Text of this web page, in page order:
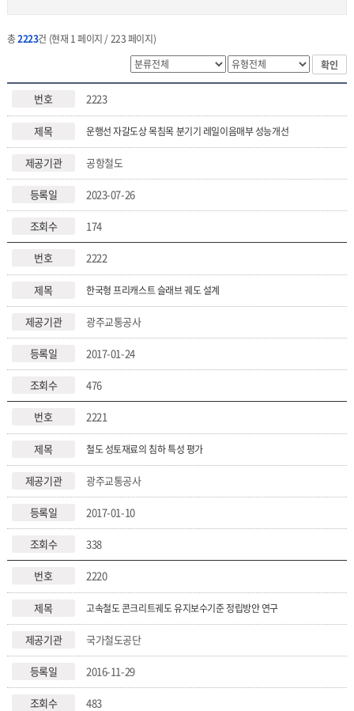
총2223건 (현재 1 페이지 / 223 페이지)
확인
2223
운행선 자갈도상 목침목 분기기 레일이음매부 성능개선
공항철도
2023-07-26
174
2222
한국형 프리캐스트 슬래브 궤도 설계
광주교통공사
2017-01-24
476
2221
철도 성토재료의 침하 특성 평가
광주교통공사
2017-01-10
338
2220
고속철도 콘크리트궤도 유지보수기준 정립방안 연구
국가철도공단
2016-11-29
483